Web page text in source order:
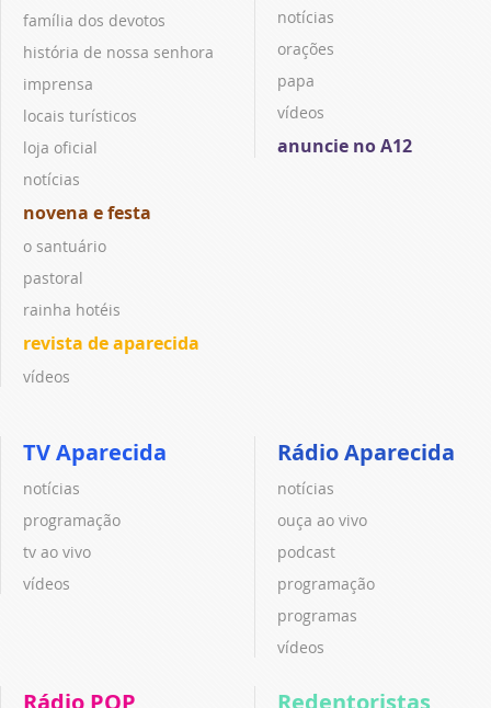
família dos devotos
história de nossa senhora
imprensa
locais turísticos
loja oficial
notícias
novena e festa
o santuário
pastoral
rainha hotéis
revista de aparecida
vídeos
notícias
orações
papa
vídeos
anuncie no A12
TV Aparecida
notícias
programação
tv ao vivo
vídeos
Rádio Aparecida
notícias
ouça ao vivo
podcast
programação
programas
vídeos
Rádio POP Redentoristas